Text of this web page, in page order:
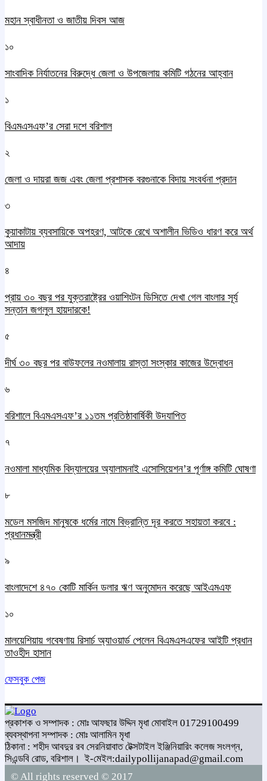
মহান স্বাধীনতা ও জাতীয় দিবস আজ
১০
সাংবাদিক নির্যাতনের বিরুদ্ধে জেলা ও উপজেলায় কমিটি গঠনের আহ্বান
১
বিএমএসএফ’র সেরা দশে বরিশাল
২
জেলা ও দায়রা জজ এবং জেলা প্রশাসক বরগুনাকে বিদায় সংবর্ধনা প্রদান
৩
কুয়াকাটায় ব্যবসায়িকে অপহরণ, আটকে রেখে অশালীন ভিডিও ধারণ করে অর্থ
আদায়
৪
প্রায় ৩০ বছর পর যুক্তরাষ্ট্রের ওয়াশিংটন ডিসিতে দেখা গেল বাংলার সূর্য
সন্তান জগলুল হায়দারকে!
৫
দীর্ঘ ৩০ বছর পর বাউফলের নওমালায় রাস্তা সংস্কার কাজের উদ্বোধন
৬
বরিশালে বিএমএসএফ’র ১১তম প্রতিষ্ঠাবার্ষিকী উদযাপিত
৭
নওমালা মাধ্যমিক বিদ্যালয়ের অ্যালামনাই এসোসিয়েশন’র পূর্ণাঙ্গ কমিটি ঘোষণা
৮
মডেল মসজিদ মানুষকে ধর্মের নামে বিভ্রান্তি দূর করতে সহায়তা করবে :
প্রধানমন্ত্রী
৯
বাংলাদেশে ৪৭০ কোটি মার্কিন ডলার ঋণ অনুমোদন করেছে আইএমএফ
১০
মালয়েশিয়ায় গবেষণায় রিসার্চ অ্যাওয়ার্ড পেলেন বিএমএসএফের আইটি প্রধান
তাওহীদ হাসান
ফেসবুক পেজ
প্রকাশক ও সম্পাদক : মোঃ আফছার উদ্দিন মৃধা মোবাইল 01729100499
ব্যবস্থাপনা সম্পাদক : মোঃ আলামিন মৃধা
ঠিকানা : শহীদ আবদুর রব সেরনিয়াবাত টেক্সটাইল ইঞ্জিনিয়ারিং কলেজ সংলগ্ন,
সিএন্ডবি রোড, বরিশাল।ই-মেইল:dailypollijanapad@gmail.com
© All rights reserved © 2017